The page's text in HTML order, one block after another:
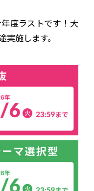
度ラストです！大
施します。